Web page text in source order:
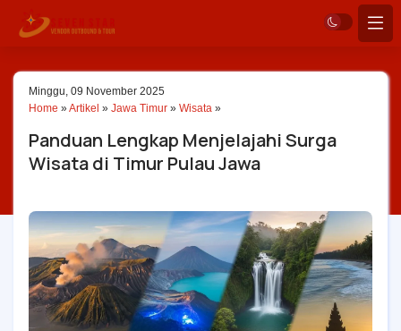
Minggu, 09 November 2025
Home »Artikel » Jawa Timur » Wisata »
Panduan Lengkap Menjelajahi Surga
Wisata di Timur Pulau Jawa